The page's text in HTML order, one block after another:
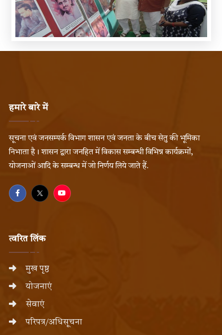
हमारे बारे में
सूचना एवं जनसम्पर्क विभाग शासन एवं जनता के बीच सेतु की भूमिका
निभाता है। शासन द्वारा जनहित में विकास सम्बन्धी विभिन्न कार्यक्रमों,
योजनाओं आदि के सम्बन्ध में जो निर्णय लिये जाते हैं.
त्वरित लिंक
मुख पृष्ठ
योजनाएं
सेवाएं
परिपत्र/अधिसूचना